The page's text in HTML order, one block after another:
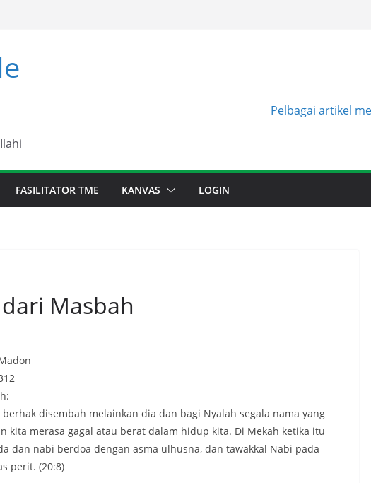
Pelbagai artikel
FASILITATOR TME KANVAS LOGIN
Masbah
disembah melainkan dia dan bagi Nyalah segala nama yang
kita merasa gagal atau berat dalam hidup kita. Di Mekah ketika itu
dan nabi berdoa dengan asma ulhusna, dan tawakkal Nabi pada
perit. (20:8)